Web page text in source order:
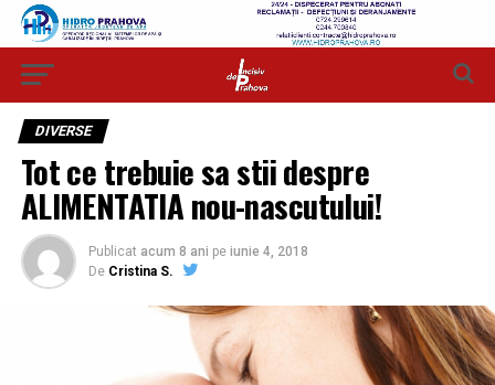
DIVERSE
Tot ce trebuie sa stii despre
ALIMENTATIA nou-nascutului!
Publicat acum 8 ani pe iunie 4, 2018
De Cristina S.